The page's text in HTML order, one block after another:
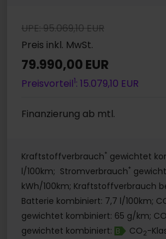
UPE: 95.069,10 EUR
Preis inkl. MwSt.
79.990,00 EUR
Preisvorteil1: 15.079,10 EUR
Finanzierung ab mtl.
Kraftstoffverbrauch* gewichtet
l/100km; Stromverbrauch*
kWh/100km; Kraftstoffverbrauch
Batterie kombiniert: 7,7 l/100km;
gewichtet kombiniert: 65 g/km; CO
gewichtet kombiniert: B CO2-